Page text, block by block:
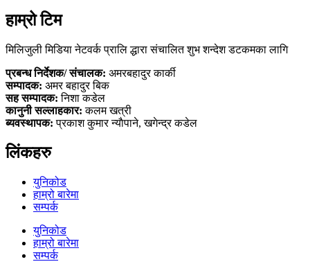
हाम्रो टिम
मिलिजुली मिडिया नेटवर्क प्रालि द्धारा संचालित शुभ शन्देश डटकमका लागि
प्रबन्ध निर्देशक/ संचालक: अमरबहादुर कार्की
सम्पादक: अमर बहादुर बिक
सह सम्पादक: निशा कडेल
कानुनी सल्लाहकार: कलम खत्री
ब्यवस्थापक:प्रकाश कुमार न्याैपाने, खगेन्द्र कडेल
लिंकहरु
युनिकोड
हाम्रो बारेमा
सम्पर्क
युनिकोड
हाम्रो बारेमा
सम्पर्क